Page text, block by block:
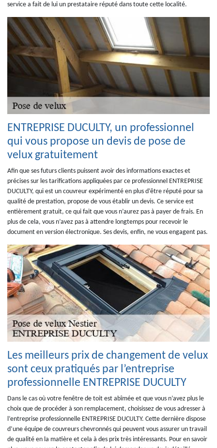
service a fait de lui un prestataire réputé dans toute cette localité.
ENTREPRISE DUCULTY, un professionnel
qui vous propose un devis de pose de
velux gratuitement
Afin que ses futurs clients puissent avoir des informations exactes et
précises sur les tarifications appliquées par ce professionnel ENTREPRISE
DUCULTY, qui est un couvreur expérimenté en plus d’être réputé pour sa
qualité de prestation, propose de vous établir un devis. Ce service est
entièrement gratuit, ce qui fait que vous n’aurez pas à payer de frais. En
plus de cela, vous n’avez pas à attendre longtemps pour recevoir le
document en version électronique. Ses devis, enfin, ne vous engagent pas.
Les meilleurs prix de changement de velux
sont ceux pratiqués par l’entreprise
professionnelle ENTREPRISE DUCULTY
Dans le cas où votre fenêtre de toit est abîmée et que vous n’avez plus le
choix que de procéder à son remplacement, choisissez de vous adresser à
l’entreprise professionnelle ENTREPRISE DUCULTY. Cette dernière dispose
d’une équipe de couvreurs chevronnés qui peuvent vous assurer un travail
de qualité en la matière et cela à des prix très intéressants. Pour en savoir